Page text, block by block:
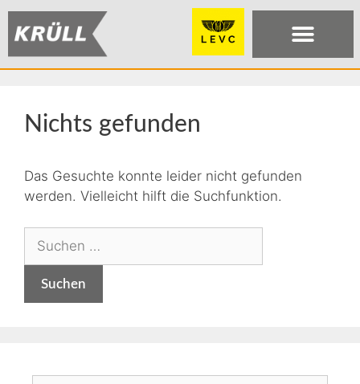
Nichts gefunden
Das Gesuchte konnte leider nicht gefunden
werden. Vielleicht hilft die Suchfunktion.